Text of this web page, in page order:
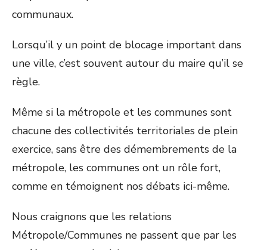
communaux.
Lorsqu’il y un point de blocage important dans
une ville, c’est souvent autour du maire qu’il se
règle.
Même si la métropole et les communes sont
chacune des collectivités territoriales de plein
exercice, sans être des démembrements de la
métropole, les communes ont un rôle fort,
comme en témoignent nos débats ici-même.
Nous craignons que les relations
Métropole/Communes ne passent que par les